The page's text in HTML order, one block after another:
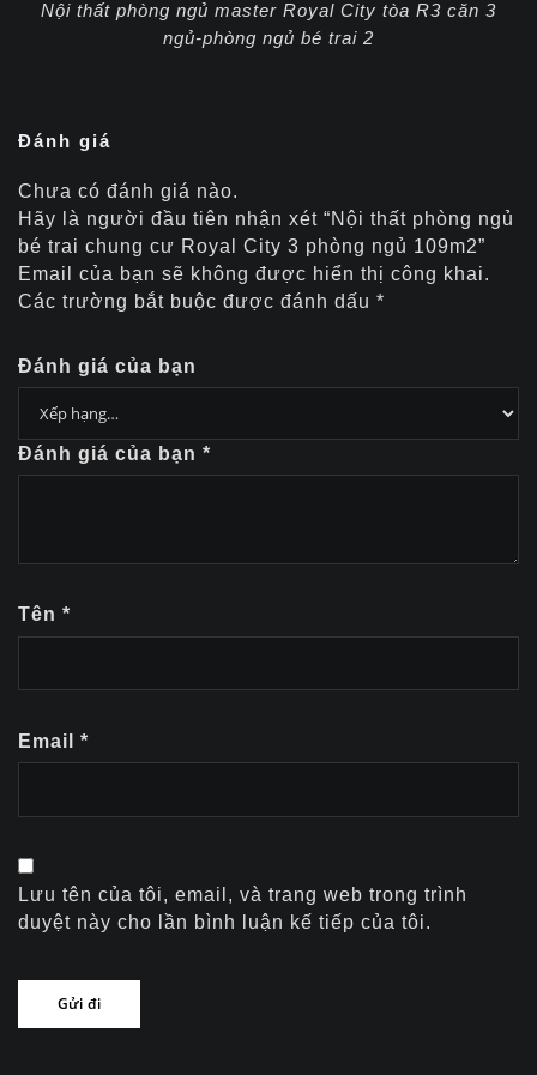
Nội thất phòng ngủ master Royal City tòa R3 căn 3
ngủ-phòng ngủ bé trai 2
Đánh giá
Chưa có đánh giá nào.
Hãy là người đầu tiên nhận xét “Nội thất phòng ngủ
bé trai chung cư Royal City 3 phòng ngủ 109m2”
Email của bạn sẽ không được hiển thị công khai.
Các trường bắt buộc được đánh dấu *
Đánh giá của bạn
Đánh giá của bạn *
Tên *
Email *
Lưu tên của tôi, email, và trang web trong trình
duyệt này cho lần bình luận kế tiếp của tôi.